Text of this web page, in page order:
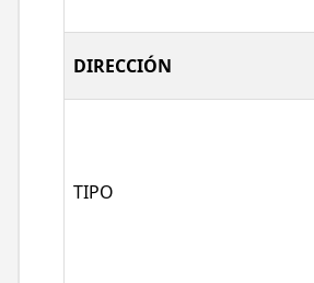
DIRECCIÓN
TIPO